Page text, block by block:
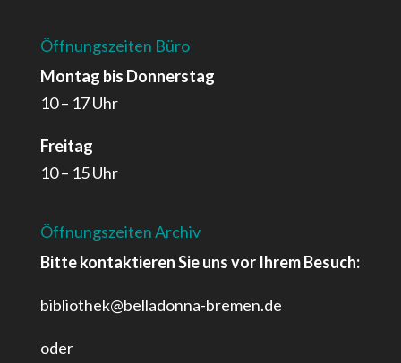
Öffnungszeiten Büro
Montag bis Donnerstag
10 – 17 Uhr
Freitag
10 – 15 Uhr
Öffnungszeiten Archiv
Bitte kontaktieren Sie uns vor Ihrem Besuch:
bibliothek@belladonna-bremen.de
oder